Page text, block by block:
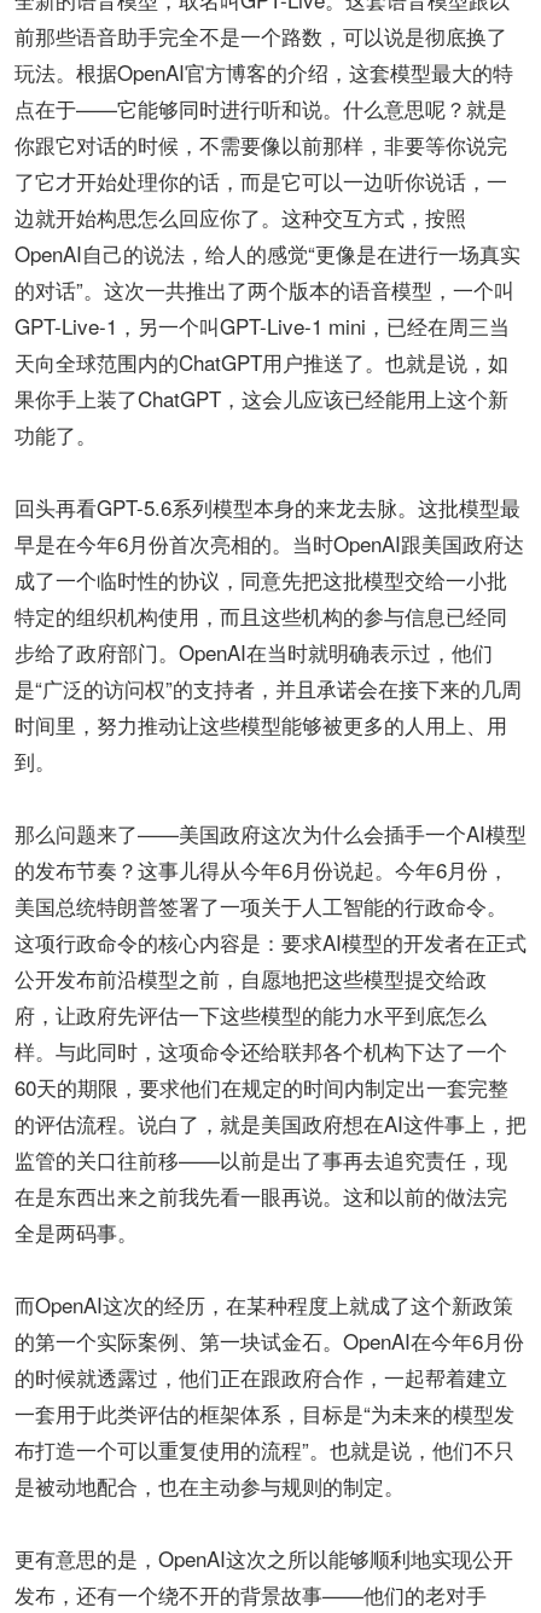
前那些语音助手完全不是一个路数，可以说是彻底换了
玩法。根据OpenAI官方博客的介绍，这套模型最大的特
点在于——它能够同时进行听和说。什么意思呢？就是
你跟它对话的时候，不需要像以前那样，非要等你说完
了它才开始处理你的话，而是它可以一边听你说话，一
边就开始构思怎么回应你了。这种交互方式，按照
OpenAI自己的说法，给人的感觉“更像是在进行一场真实
的对话”。这次一共推出了两个版本的语音模型，一个叫
GPT-Live-1，另一个叫GPT-Live-1 mini，已经在周三当
天向全球范围内的ChatGPT用户推送了。也就是说，如
果你手上装了ChatGPT，这会儿应该已经能用上这个新
功能了。
回头再看GPT-5.6系列模型本身的来龙去脉。这批模型最
早是在今年6月份首次亮相的。当时OpenAI跟美国政府达
成了一个临时性的协议，同意先把这批模型交给一小批
特定的组织机构使用，而且这些机构的参与信息已经同
步给了政府部门。OpenAI在当时就明确表示过，他们
是“广泛的访问权”的支持者，并且承诺会在接下来的几周
时间里，努力推动让这些模型能够被更多的人用上、用
到。
那么问题来了——美国政府这次为什么会插手一个AI模型
的发布节奏？这事儿得从今年6月份说起。今年6月份，
美国总统特朗普签署了一项关于人工智能的行政命令。
这项行政命令的核心内容是：要求AI模型的开发者在正式
公开发布前沿模型之前，自愿地把这些模型提交给政
府，让政府先评估一下这些模型的能力水平到底怎么
样。与此同时，这项命令还给联邦各个机构下达了一个
60天的期限，要求他们在规定的时间内制定出一套完整
的评估流程。说白了，就是美国政府想在AI这件事上，把
监管的关口往前移——以前是出了事再去追究责任，现
在是东西出来之前我先看一眼再说。这和以前的做法完
全是两码事。
而OpenAI这次的经历，在某种程度上就成了这个新政策
的第一个实际案例、第一块试金石。OpenAI在今年6月份
的时候就透露过，他们正在跟政府合作，一起帮着建立
一套用于此类评估的框架体系，目标是“为未来的模型发
布打造一个可以重复使用的流程”。也就是说，他们不只
是被动地配合，也在主动参与规则的制定。
更有意思的是，OpenAI这次之所以能够顺利地实现公开
发布，还有一个绕不开的背景故事——他们的老对手